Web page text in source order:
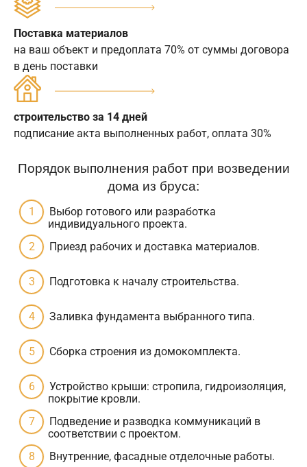
Поставка материалов
на ваш объект и предоплата 70% от суммы договора
в день поставки
строительство за 14 дней
подписание акта выполненных работ, оплата 30%
Порядок выполнения работ при возведении
дома из бруса:
Выбор готового или разработка
индивидуального проекта.
Приезд рабочих и доставка материалов.
Подготовка к началу строительства.
Заливка фундамента выбранного типа.
Сборка строения из домокомплекта.
Устройство крыши: стропила, гидроизоляция,
покрытие кровли.
Подведение и разводка коммуникаций в
соответствии с проектом.
Внутренние, фасадные отделочные работы.